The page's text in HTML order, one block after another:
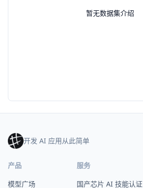
暂无数据集介绍
开发 AI 应用从此简单
产品
模型广场
服务
国产芯片 AI 技能认证